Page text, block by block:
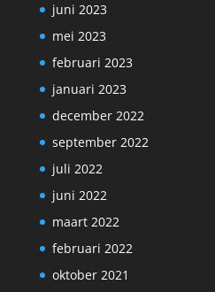
juni 2023
mei 2023
februari 2023
januari 2023
december 2022
september 2022
juli 2022
juni 2022
maart 2022
februari 2022
oktober 2021